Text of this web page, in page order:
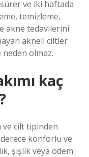
ve iki haftada
temizleme,
akne tedavilerini
akneli ciltler
olmaz.
kaç
ve cilt tipinden
derece konforlu ve
şişlik veya ödem